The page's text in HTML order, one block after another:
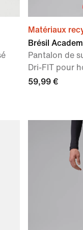
Matériaux
Brésil
Pantalon de
Dri-FIT pour
59,99 €